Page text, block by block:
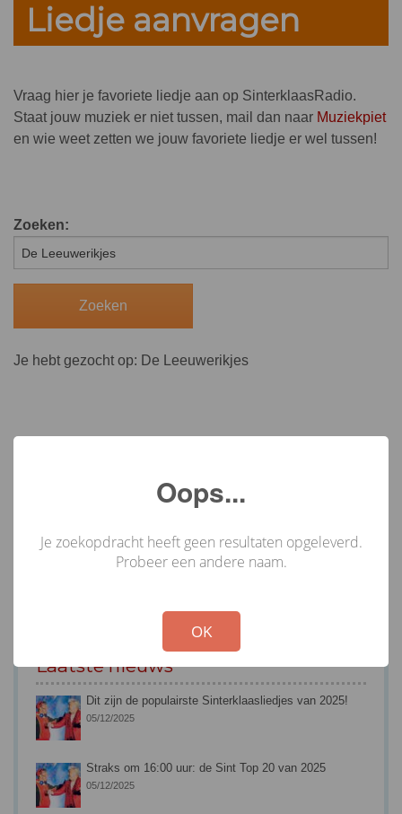
Liedje aanvragen
Vraag hier je favoriete liedje aan op SinterklaasRadio.
Staat jouw muziek er niet tussen, mail dan naar Muziekpiet
en wie weet zetten we jouw favoriete liedje er wel tussen!
Zoeken:
Je hebt gezocht op: De Leeuwerikjes
Laatste nieuws
Dit zijn de populairste Sinterklaasliedjes van 2025!
05/12/2025
Straks om 16:00 uur: de Sint Top 20 van 2025
05/12/2025
Oops...
Je zoekopdracht heeft geen resultaten opgeleverd.
Probeer een andere naam.
OK